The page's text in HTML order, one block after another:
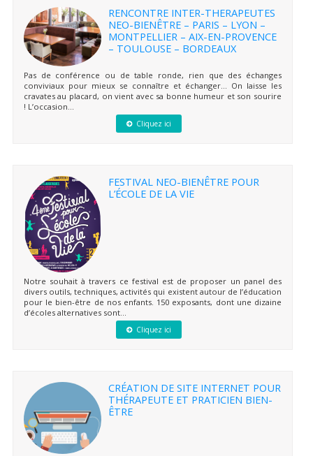
RENCONTRE INTER-THERAPEUTES
NEO-BIENÊTRE – PARIS – LYON –
MONTPELLIER – AIX-EN-PROVENCE
– TOULOUSE – BORDEAUX
Pas de conférence ou de table ronde, rien que des échanges
conviviaux pour mieux se connaître et échanger… On laisse les
cravates au placard, on vient avec sa bonne humeur et son sourire
! L’occasion...
Cliquez ici
FESTIVAL NEO-BIENÊTRE POUR
L’ÉCOLE DE LA VIE
Notre souhait à travers ce festival est de proposer un panel des
divers outils, techniques, activités qui existent autour de l’éducation
pour le bien-être de nos enfants. 150 exposants, dont une dizaine
d’écoles alternatives sont...
Cliquez ici
CRÉATION DE SITE INTERNET POUR
THÉRAPEUTE ET PRATICIEN BIEN-
ÊTRE